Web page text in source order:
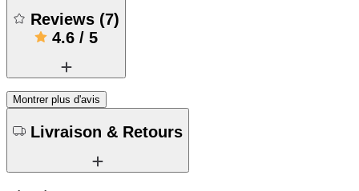
Reviews (7)
4.6 / 5
Montrer plus d'avis
Livraison & Retours